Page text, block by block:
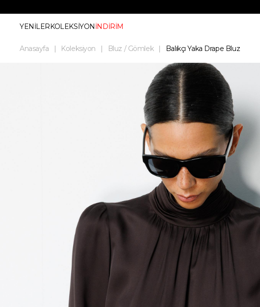
YENİLERKOLEKSİYONİNDİRİM
Anasayfa Koleksiyon Bluz / Gömlek Balıkçı Yaka Drape Bluz